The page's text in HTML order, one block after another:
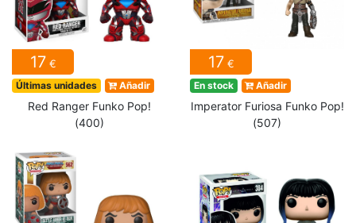
17 €
Últimas unidades Añadir
Red Ranger Funko Pop!
(400)
17 €
En stock Añadir
Imperator Furiosa Funko Pop!
(507)